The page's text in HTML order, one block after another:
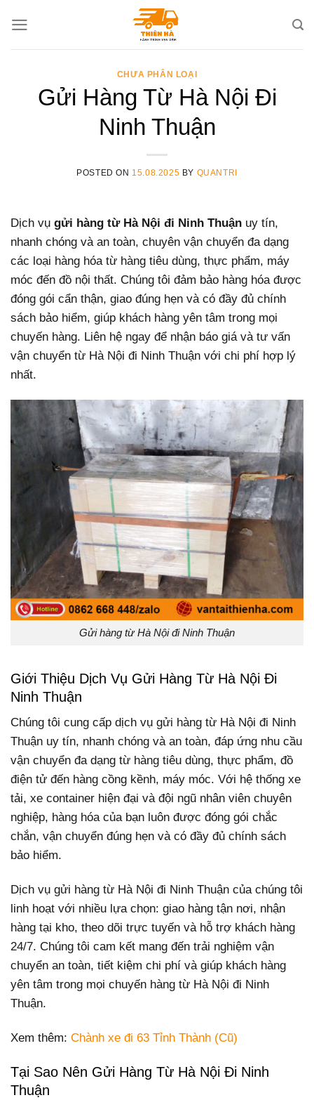
CHƯA PHÂN LOẠI
Gửi Hàng Từ Hà Nội Đi
Ninh Thuận
POSTED ON 15.08.2025 BY QUANTRI
Dịch vụ gửi hàng từ Hà Nội đi Ninh Thuận uy tín,
nhanh chóng và an toàn, chuyên vận chuyển đa dạng
các loại hàng hóa từ hàng tiêu dùng, thực phẩm, máy
móc đến đồ nội thất. Chúng tôi đảm bảo hàng hóa được
đóng gói cẩn thận, giao đúng hẹn và có đầy đủ chính
sách bảo hiểm, giúp khách hàng yên tâm trong mọi
chuyến hàng. Liên hệ ngay để nhận báo giá và tư vấn
vận chuyển từ Hà Nội đi Ninh Thuận với chi phí hợp lý
nhất.
Gửi hàng từ Hà Nội đi Ninh Thuận
Giới Thiệu Dịch Vụ Gửi Hàng Từ Hà Nội Đi
Ninh Thuận
Chúng tôi cung cấp dịch vụ gửi hàng từ Hà Nội đi Ninh
Thuận uy tín, nhanh chóng và an toàn, đáp ứng nhu cầu
vận chuyển đa dạng từ hàng tiêu dùng, thực phẩm, đồ
điện tử đến hàng cồng kềnh, máy móc. Với hệ thống xe
tải, xe container hiện đại và đội ngũ nhân viên chuyên
nghiệp, hàng hóa của bạn luôn được đóng gói chắc
chắn, vận chuyển đúng hẹn và có đầy đủ chính sách
bảo hiểm.
Dịch vụ gửi hàng từ Hà Nội đi Ninh Thuận của chúng tôi
linh hoạt với nhiều lựa chọn: giao hàng tận nơi, nhận
hàng tại kho, theo dõi trực tuyến và hỗ trợ khách hàng
24/7. Chúng tôi cam kết mang đến trải nghiệm vận
chuyển an toàn, tiết kiệm chi phí và giúp khách hàng
yên tâm trong mọi chuyến hàng từ Hà Nội đi Ninh
Thuận.
Xem thêm: Chành xe đi 63 Tỉnh Thành (Cũ)
Tại Sao Nên Gửi Hàng Từ Hà Nội Đi Ninh
Thuận